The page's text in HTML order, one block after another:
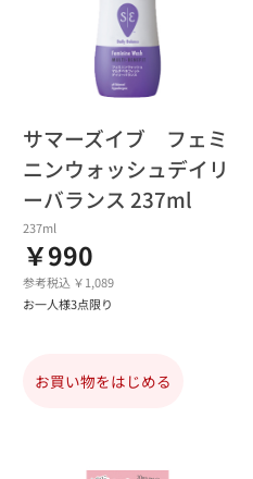
サマーズイブ フェミ
ニンウォッシュデイリ
ーバランス 237ml
237ml
￥990
参考税込 ￥1,089
お一人様3点限り
お買い物をはじめる